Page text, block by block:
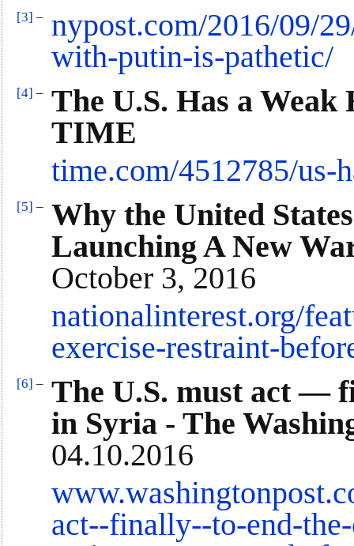
[3] – nypost.com/2016/09/
with-putin-is-pathetic/
[4] – The U.S. Has a
TIME
time.com/4512785/us-
[5] – Why the United
Launching A New
October 3, 2016
nationalinterest.org/
exercise-restraint-
[6] – The U.S. must act —
in Syria - The
04.10.2016
act--finally--to-end-